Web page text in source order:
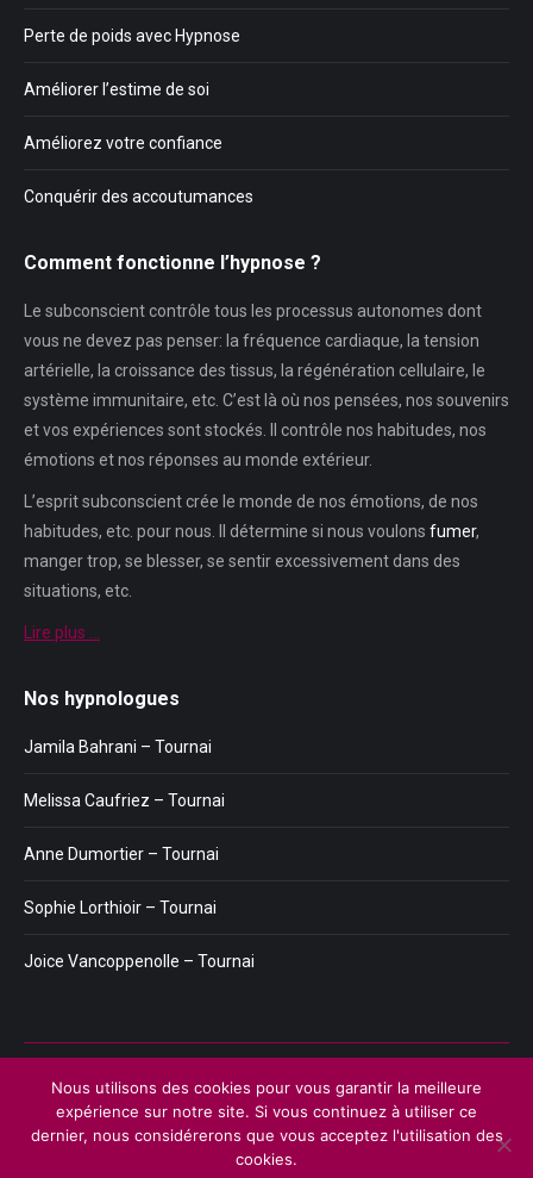
Perte de poids avec Hypnose
Améliorer l’estime de soi
Améliorez votre confiance
Conquérir des accoutumances
Comment fonctionne l’hypnose ?
Le subconscient contrôle tous les processus autonomes dont
vous ne devez pas penser: la fréquence cardiaque, la tension
artérielle, la croissance des tissus, la régénération cellulaire, le
système immunitaire, etc. C’est là où nos pensées, nos souvenirs
et vos expériences sont stockés. Il contrôle nos habitudes, nos
émotions et nos réponses au monde extérieur.
L’esprit subconscient crée le monde de nos émotions, de nos
habitudes, etc. pour nous. Il détermine si nous voulons fumer,
manger trop, se blesser, se sentir excessivement dans des
situations, etc.
Lire plus …
Nos hypnologues
Jamila Bahrani – Tournai
Melissa Caufriez – Tournai
Anne Dumortier – Tournai
Sophie Lorthioir – Tournai
Joice Vancoppenolle – Tournai
Copyright © 2026Plateforme de l'Hypnose de Tournai. Tous droits
réservés.
Privium – Des services qui soutiennent vos soins. Pour psychologues,
Nous utilisons des cookies pour vous garantir la meilleure
expérience sur notre site. Si vous continuez à utiliser ce
dernier, nous considérerons que vous acceptez l'utilisation des
cookies.